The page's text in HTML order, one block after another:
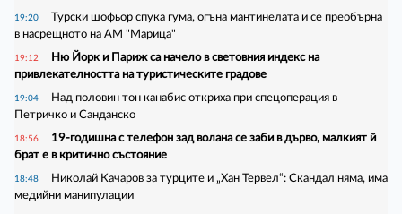
19:20
Турски шофьор спука гума, огъна мантинелата и се преобърна
в насрещното на АМ "Марица"
19:12
Ню Йорк и Париж са начело в световния индекс на
привлекателността на туристическите градове
19:04
Над половин тон канабис откриха при спецоперация в
Петричко и Санданско
18:56
19-годишна с телефон зад волана се заби в дърво, малкият й
брат е в критично състояние
18:48
Николай Качаров за турците и „Хан Тервел“: Скандал няма, има
медийни манипулации